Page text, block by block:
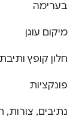
בערימה
מיקום עוגן
חלון קופץ
פונקציות
נתיבים, צורות,